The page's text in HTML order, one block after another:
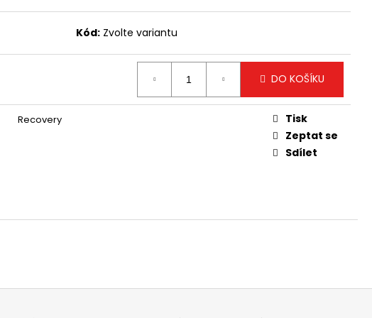
Kód: Zvolte variantu
DO KOŠÍKU
Recovery
Tisk
Zeptat se
Sdílet